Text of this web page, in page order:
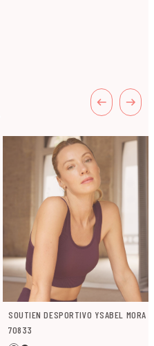
SOUTIEN DESPORTIVO YSABEL MORA
70833